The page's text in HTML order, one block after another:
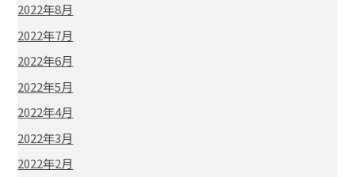
2022年8月
2022年7月
2022年6月
2022年5月
2022年4月
2022年3月
2022年2月